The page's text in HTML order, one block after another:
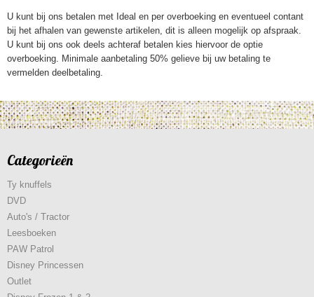
U kunt bij ons betalen met Ideal en per overboeking en eventueel contant
bij het afhalen van gewenste artikelen, dit is alleen mogelijk op afspraak.
U kunt bij ons ook deels achteraf betalen kies hiervoor de optie
overboeking. Minimale aanbetaling 50% gelieve bij uw betaling te
vermelden deelbetaling.
Categorieën
Ty knuffels
DVD
Auto's / Tractor
Leesboeken
PAW Patrol
Disney Princessen
Outlet